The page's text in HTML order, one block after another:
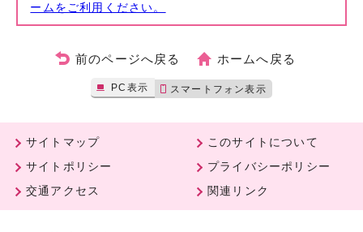
ームをご利用ください。
前のページへ戻る ホームへ戻る
PC表示 スマートフォン表示
サイトマップ
このサイトについて
サイトポリシー
プライバシーポリシー
交通アクセス
関連リンク